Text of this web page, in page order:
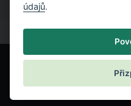
údajů.